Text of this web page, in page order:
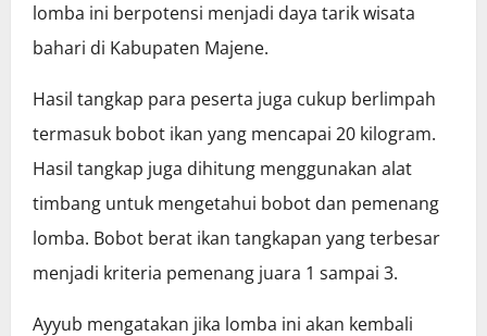
lomba ini berpotensi menjadi daya tarik wisata
bahari di Kabupaten Majene.
Hasil tangkap para peserta juga cukup berlimpah
termasuk bobot ikan yang mencapai 20 kilogram.
Hasil tangkap juga dihitung menggunakan alat
timbang untuk mengetahui bobot dan pemenang
lomba. Bobot berat ikan tangkapan yang terbesar
menjadi kriteria pemenang juara 1 sampai 3.
Ayyub mengatakan jika lomba ini akan kembali